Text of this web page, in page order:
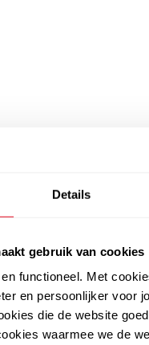
Details
gebruik van cookies
functioneel. Met
en persoonlijker voor
die de website
waarmee we de